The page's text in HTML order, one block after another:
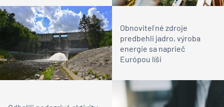
Obnoviteľné zdroje
predbehli jadro, výroba
energie sa naprieč
Európou líši